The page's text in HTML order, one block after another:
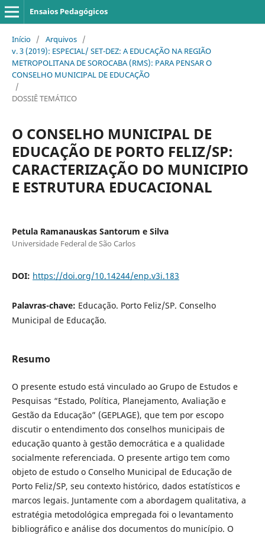
Ensaios Pedagógicos
Início / Arquivos /
v. 3 (2019): ESPECIAL/ SET-DEZ: A EDUCAÇÃO NA REGIÃO
METROPOLITANA DE SOROCABA (RMS): PARA PENSAR O
CONSELHO MUNICIPAL DE EDUCAÇÃO
/
DOSSIÊ TEMÁTICO
O CONSELHO MUNICIPAL DE
EDUCAÇÃO DE PORTO FELIZ/SP:
CARACTERIZAÇÃO DO MUNICIPIO
E ESTRUTURA EDUCACIONAL
Petula Ramanauskas Santorum e Silva
Universidade Federal de São Carlos
DOI: https://doi.org/10.14244/enp.v3i.183
Palavras-chave: Educação. Porto Feliz/SP. Conselho
Municipal de Educação.
Resumo
O presente estudo está vinculado ao Grupo de Estudos e
Pesquisas “Estado, Política, Planejamento, Avaliação e
Gestão da Educação” (GEPLAGE), que tem por escopo
discutir o entendimento dos conselhos municipais de
educação quanto à gestão democrática e a qualidade
socialmente referenciada. O presente artigo tem como
objeto de estudo o Conselho Municipal de Educação de
Porto Feliz/SP, seu contexto histórico, dados estatísticos e
marcos legais. Juntamente com a abordagem qualitativa, a
estratégia metodológica empregada foi o levantamento
bibliográfico e análise dos documentos do município. O